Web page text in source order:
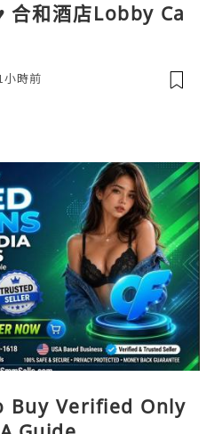
合和酒店Lobby Ca
小時前
Buy Verified Only